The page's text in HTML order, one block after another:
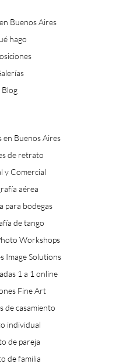
Buenos Aires
hago
Blog
en Buenos Aires
de retrato
y Comercial
aérea
para bodegas
de tango
Workshops
Image Solutions
1 a 1 online
Fine Art
de casamiento
individual
de pareja
de familia